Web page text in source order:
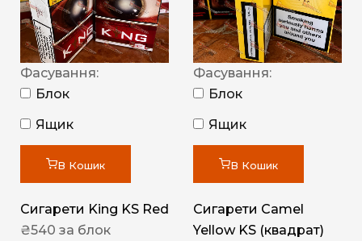
Фасування:
Блок
Ящик
В Кошик
Сигарети King KS Red
₴540 за блок
Фасування:
Блок
Ящик
В Кошик
Сигарети Camel
Yellow KS (квадрат)